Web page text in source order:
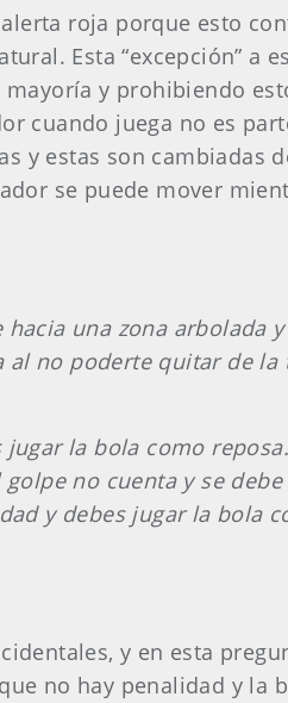
roja porque esto
Esta “excepción” a
y prohibiendo
cuando juega no es
y estas son cambiadas
se puede mover
una zona
no poderte quitar de
jugar la bola como reposa.
no cuenta y se
y debes jugar la bola
y en esta
no hay penalidad y la